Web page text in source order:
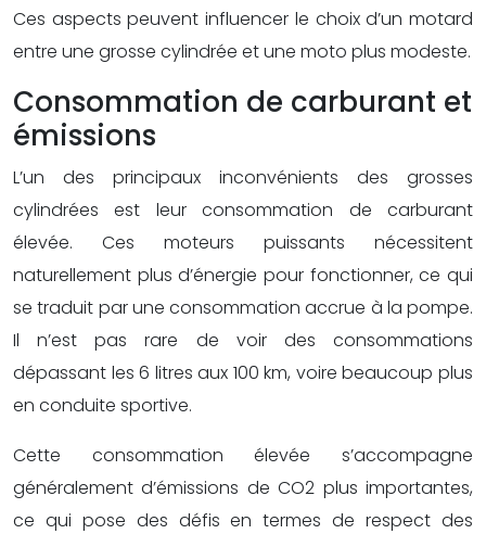
Ces aspects peuvent influencer le choix d’un motard
entre une grosse cylindrée et une moto plus modeste.
Consommation de carburant et
émissions
L’un des principaux inconvénients des grosses
cylindrées est leur consommation de carburant
élevée. Ces moteurs puissants nécessitent
naturellement plus d’énergie pour fonctionner, ce qui
se traduit par une consommation accrue à la pompe.
Il n’est pas rare de voir des consommations
dépassant les 6 litres aux 100 km, voire beaucoup plus
en conduite sportive.
Cette consommation élevée s’accompagne
généralement d’émissions de CO2 plus importantes,
ce qui pose des défis en termes de respect des